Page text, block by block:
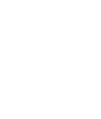
件情報が登録さ